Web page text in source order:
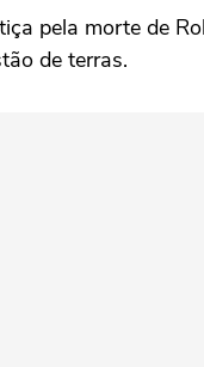
pela morte de
de terras.